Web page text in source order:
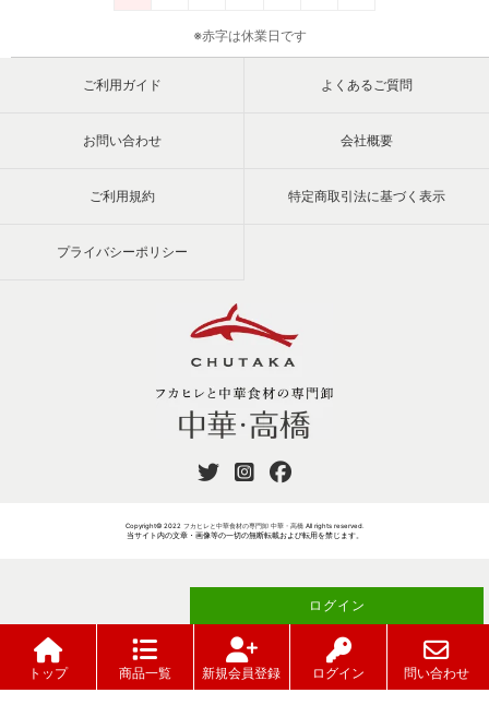
ご注文には
ログイン
が必要です
※赤字は休業日です
ご利用ガイド よくあるご質問
お問い合わせ 会社概要
ご利用規約 特定商取引法に基づく表示
プライバシーポリシー
Copyright© 2022 フカヒレと中華食材の専門卸 中華・高橋All rights reserved.
当サイト内の文章・画像等の一切の無断転載および転用を禁じます。
トップ 商品一覧 新規会員登録 ログイン 問い合わせ